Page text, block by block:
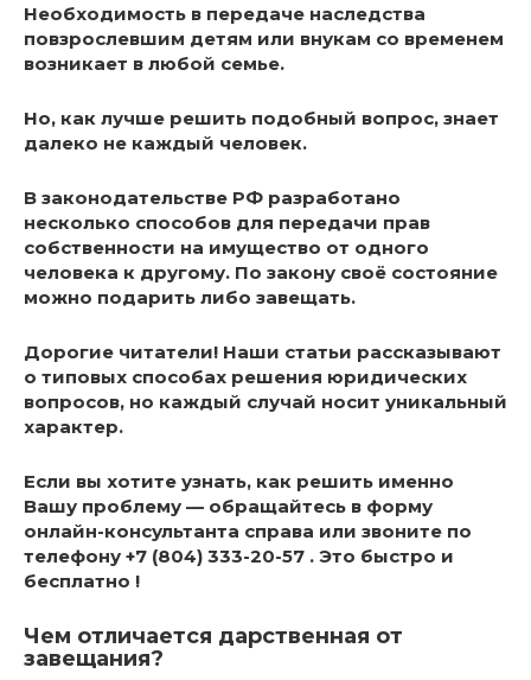
Необходимость в передаче наследства
повзрослевшим детям или внукам со временем
возникает в любой семье.
Но, как лучше решить подобный вопрос, знает
далеко не каждый человек.
В законодательстве РФ разработано
несколько способов для передачи прав
собственности на имущество от одного
человека к другому. По закону своё состояние
можно подарить либо завещать.
Дорогие читатели! Наши статьи рассказывают
о типовых способах решения юридических
вопросов, но каждый случай носит уникальный
характер.
Если вы хотите узнать, как решить именно
Вашу проблему — обращайтесь в форму
онлайн-консультанта справа или звоните по
телефону +7 (804) 333-20-57 . Это быстро и
бесплатно !
Чем отличается дарственная от
завещания?